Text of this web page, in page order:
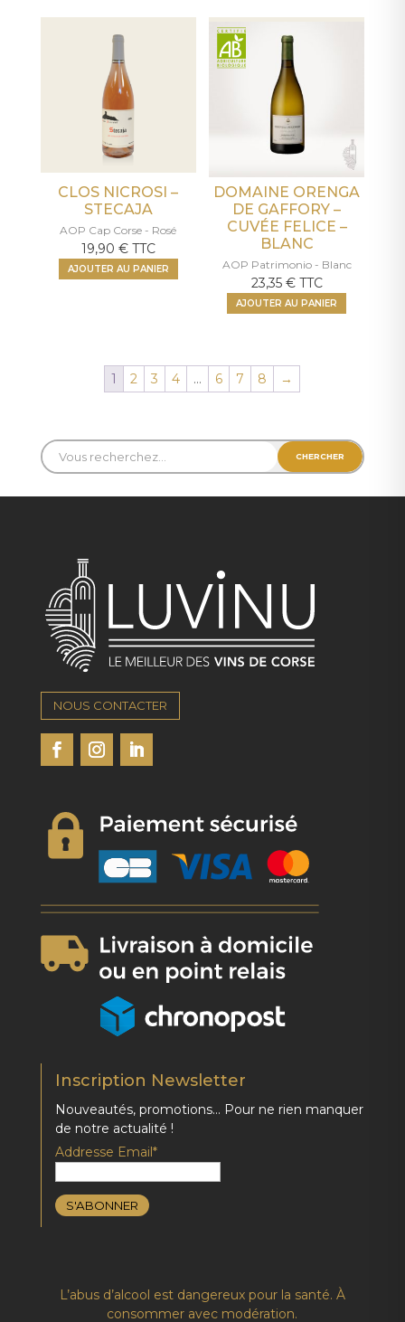
CLOS NICROSI –
STECAJA
AOP Cap Corse - Rosé
19,90 € TTC
AJOUTER AU PANIER
DOMAINE ORENGA
DE GAFFORY –
CUVÉE FELICE –
BLANC
AOP Patrimonio - Blanc
23,35 € TTC
AJOUTER AU PANIER
1 2 3 4 … 6 7 8 →
NOUS CONTACTER
Inscription Newsletter
Nouveautés, promotions… Pour ne rien manquer
de notre actualité !
Addresse Email*
L’abus d’alcool est dangereux pour la santé. À
consommer avec modération.